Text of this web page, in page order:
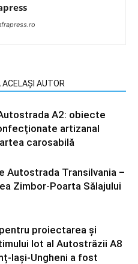
ACELAȘI AUTOR
A2: obiecte
artizanal
carosabilă
Autostrada Transilvania –
Zimbor-Poarta Sălajului
proiectarea și
lot al Autostrăzii A8
Iași-Ungheni a fost